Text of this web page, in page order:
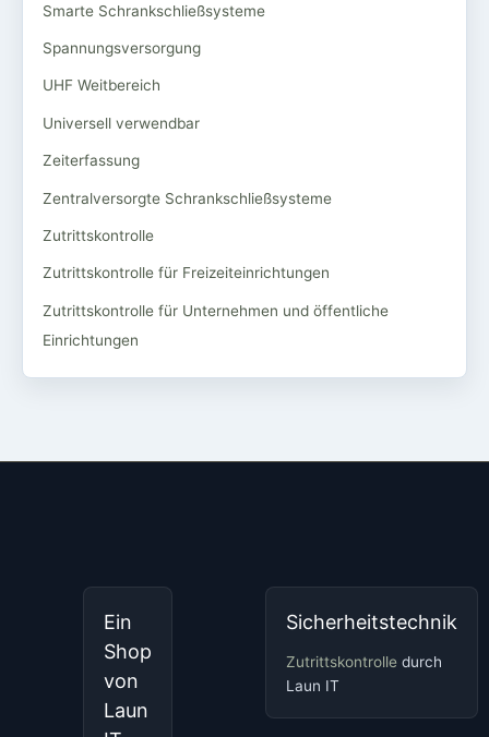
Smarte Schrankschließsysteme
Spannungsversorgung
UHF Weitbereich
Universell verwendbar
Zeiterfassung
Zentralversorgte Schrankschließsysteme
Zutrittskontrolle
Zutrittskontrolle für Freizeiteinrichtungen
Zutrittskontrolle für Unternehmen und öffentliche
Einrichtungen
Ein
Shop
von
Laun
Sicherheitstechnik
Zutrittskontrolle durch
Laun IT